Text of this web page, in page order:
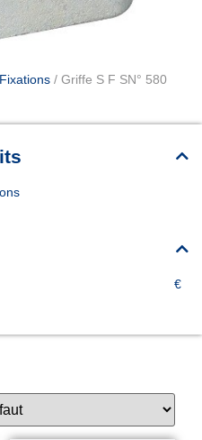
/ Griffe S F SN° 580
€